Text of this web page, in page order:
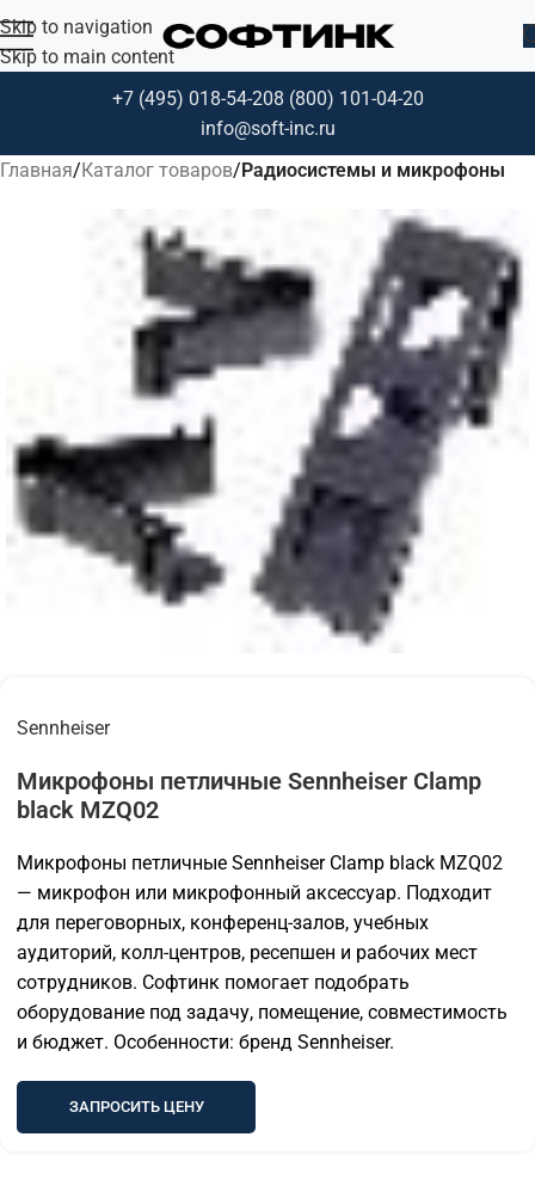
Skip to navigation
Skip to main content
+7 (495) 018-54-208 (800) 101-04-20
info@soft-inc.ru
Главная Каталог товаров Радиосистемы и микрофоны
Sennheiser
Микрофоны петличные Sennheiser Clamp
black MZQ02
Микрофоны петличные Sennheiser Clamp black MZQ02
— микрофон или микрофонный аксессуар. Подходит
для переговорных, конференц-залов, учебных
аудиторий, колл-центров, ресепшен и рабочих мест
сотрудников. Софтинк помогает подобрать
оборудование под задачу, помещение, совместимость
и бюджет. Особенности: бренд Sennheiser.
ЗАПРОСИТЬ ЦЕНУ